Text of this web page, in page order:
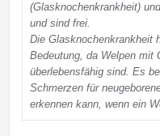
(Glasknochenkrankheit)
und sind frei.
Die Glasknochenkrankheit
Bedeutung, da Welpen mit
überlebensfähig sind. Es
Schmerzen für
erkennen kann, wenn ein